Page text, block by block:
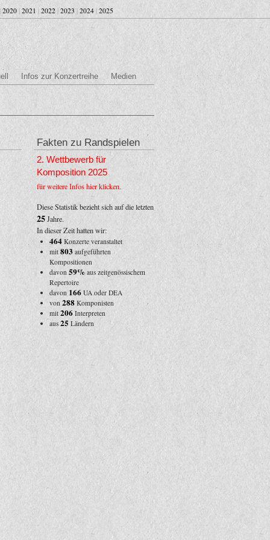
2020 | 2021 | 2022 | 2023 | 2024 | 2025
Infos zur Konzertreihe Medien
Fakten zu Randspielen
2. Wettbewerb für
Komposition 2025
für weitere Infos hier klicken.
Diese Statistik bezieht sich auf die letzten
25Jahre.
In dieser Zeit hatten wir:
464Konzerte veranstaltet
mit 803aufgeführten
Kompositionen
davon 59%aus zeitgenössischem
Repertoire
davon 166UA oder DEA
von 288Komponisten
mit 206Interpreten
aus 25 Ländern